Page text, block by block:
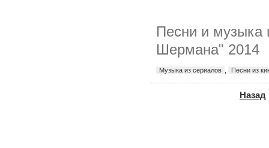
Песни и
Шермана" 2014
Музыка из сериалов Песни из
Назад